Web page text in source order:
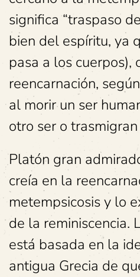
significa “traspaso
bien del espíritu, ya
pasa a los cuerpos),
reencarnación,
al morir un ser
otro ser o
Platón gran
creía en la
metempsicosis y lo
de la reminiscencia.
está basada en la
antigua Grecia de